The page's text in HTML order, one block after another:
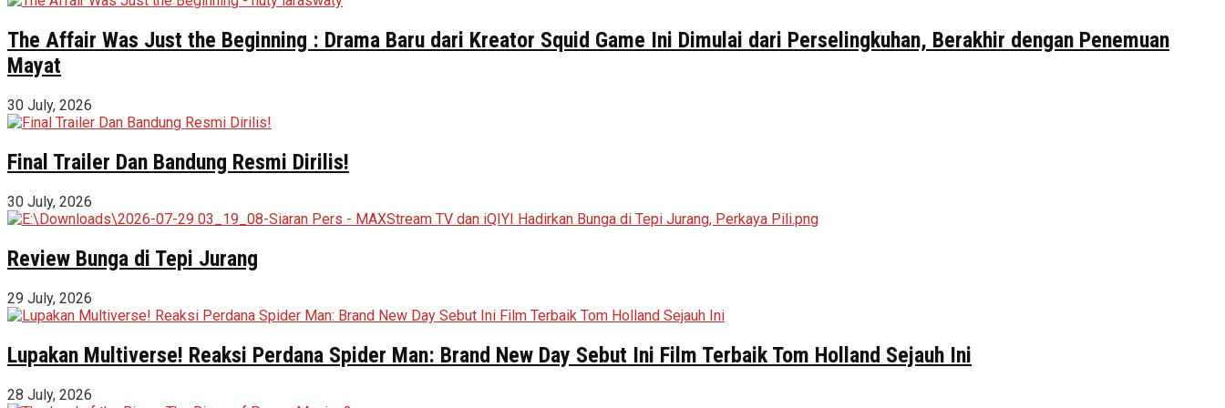
The Affair Was Just the Beginning : Drama Baru dari Kreator Squid Game Ini Dimulai dari Perselingkuhan, Berakhir dengan Penemuan
Mayat
30 July, 2026
Final Trailer Dan Bandung Resmi Dirilis!
30 July, 2026
Review Bunga di Tepi Jurang
29 July, 2026
Lupakan Multiverse! Reaksi Perdana Spider Man: Brand New Day Sebut Ini Film Terbaik Tom Holland Sejauh Ini
28 July, 2026